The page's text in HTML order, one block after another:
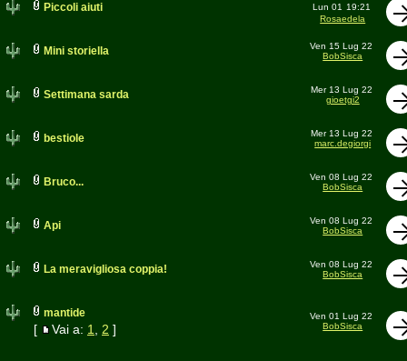
Piccoli aiuti Lun 01
19:21
Rosaedela
Mini storiella
Ven 15 Lug 22
BobSisca
Settimana sarda
Mer 13 Lug 22
gioetgi2
bestiole
Mer 13 Lug 22
marc.degiorgi
Bruco...
Ven 08 Lug 22
BobSisca
Api
Ven 08 Lug 22
BobSisca
La meravigliosa coppia!
Ven 08 Lug 22
BobSisca
mantide
[ Vai a: 1 2 ]
Ven 01 Lug 22
BobSisca